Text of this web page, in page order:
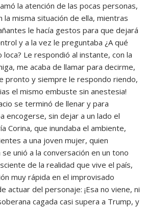
la atención de las pocas personas,
la misma situación de ella, mientras
le hacía gestos para que dejará
y a la vez le preguntaba ¿A qué
Le respondió al instante, con la
me acaba de llamar para decirme,
pronto y siempre le respondo riendo,
el mismo embuste sin anestesia!
se terminó de llenar y para
encogerse, sin dejar a un lado el
Corina, que inundaba el ambiente,
a una joven mujer, quien
unió a la conversación en un tono
de la realidad que vive el país,
muy rápida en el improvisado
actuar del personaje: ¡Esa no viene, ni
cagada casi supera a Trump, y